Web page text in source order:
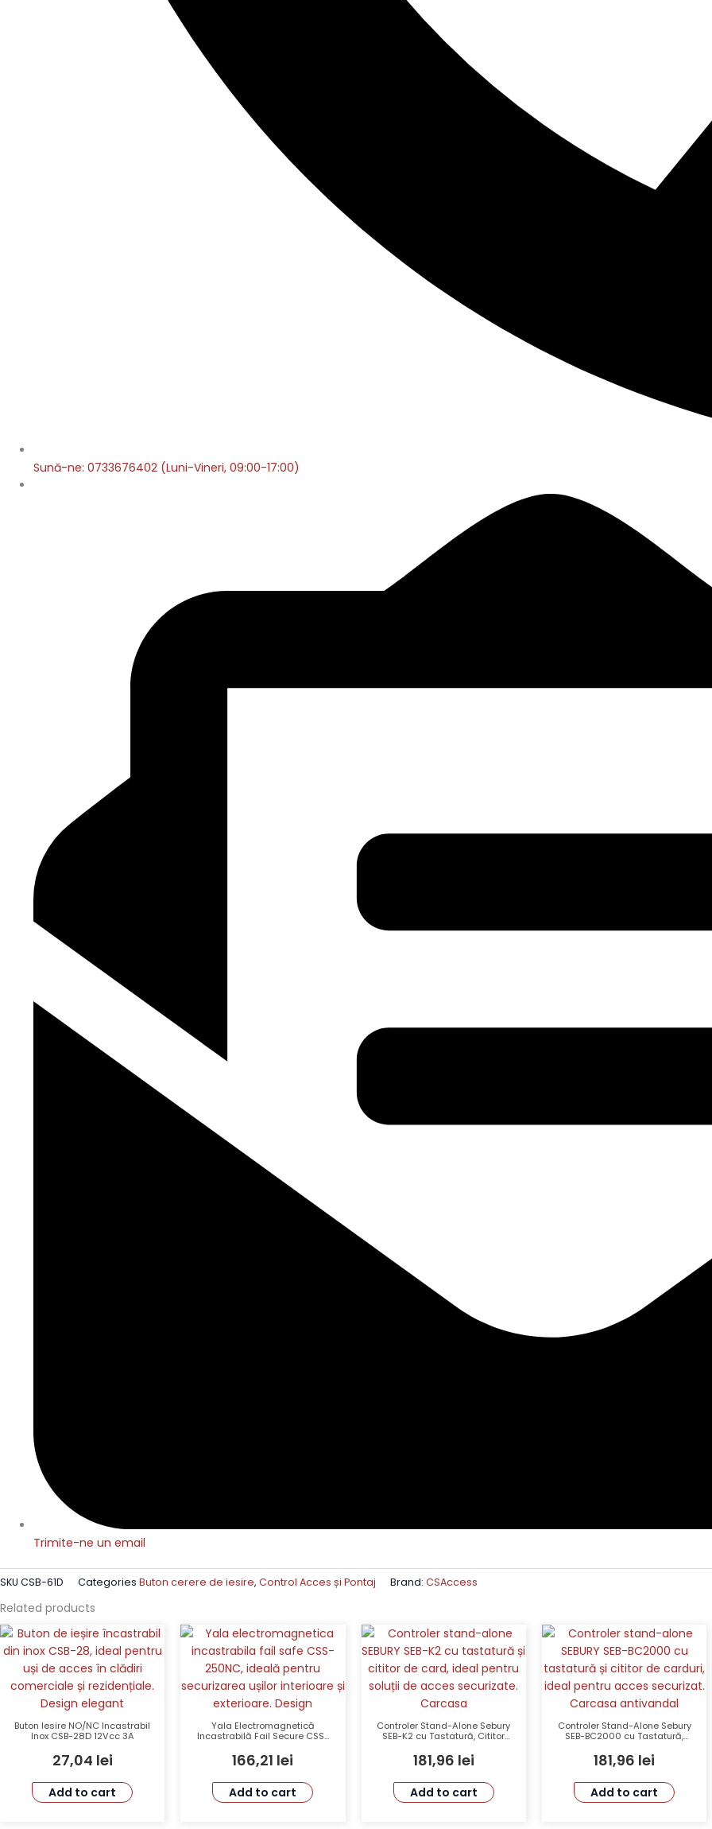
Sună-ne: 0733676402 (Luni-Vineri, 09:00-17:00)
Trimite-ne un email
SKU CSB-61D Categories Buton cerere de iesire, Control Acces și Pontaj Brand: CSAccess
Related products
Buton Iesire NO/NC Incastrabil
Inox CSB-28D 12Vcc 3A
27,04 lei
Add to cart
Yala Electromagnetică
Incastrabilă Fail Secure CSS-
166,21 lei
Add to cart
Controler Stand-Alone Sebury
SEB-K2 cu Tastatură, Cititor
181,96 lei
Add to cart
Controler Stand-Alone Sebury
SEB-BC2000 cu Tastatură,
Antivandal, 1000 Utilizatori
181,96 lei
Add to cart